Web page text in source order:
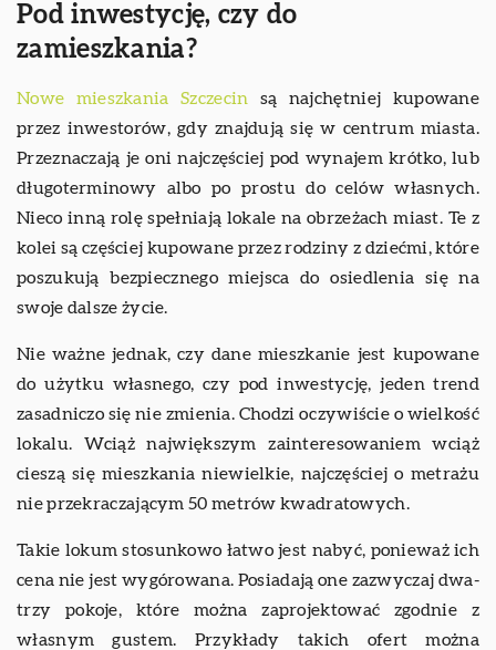
Pod inwestycję, czy do
zamieszkania?
Nowe mieszkania Szczecin są najchętniej kupowane
przez inwestorów, gdy znajdują się w centrum miasta.
Przeznaczają je oni najczęściej pod wynajem krótko, lub
długoterminowy albo po prostu do celów własnych.
Nieco inną rolę spełniają lokale na obrzeżach miast. Te z
kolei są częściej kupowane przez rodziny z dziećmi, które
poszukują bezpiecznego miejsca do osiedlenia się na
swoje dalsze życie.
Nie ważne jednak, czy dane mieszkanie jest kupowane
do użytku własnego, czy pod inwestycję, jeden trend
zasadniczo się nie zmienia. Chodzi oczywiście o wielkość
lokalu. Wciąż największym zainteresowaniem wciąż
cieszą się mieszkania niewielkie, najczęściej o metrażu
nie przekraczającym 50 metrów kwadratowych.
Takie lokum stosunkowo łatwo jest nabyć, ponieważ ich
cena nie jest wygórowana. Posiadają one zazwyczaj dwa-
trzy pokoje, które można zaprojektować zgodnie z
własnym gustem. Przykłady takich ofert można